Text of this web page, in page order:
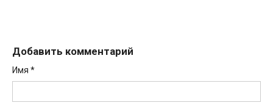
Добавить комментарий
Имя *